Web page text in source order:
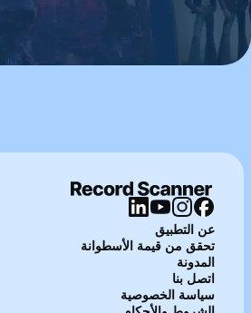
عن التطبيق
تحقق من قيمة الأسطوانة
المدونة
اتصل بنا
سياسة الخصوصية